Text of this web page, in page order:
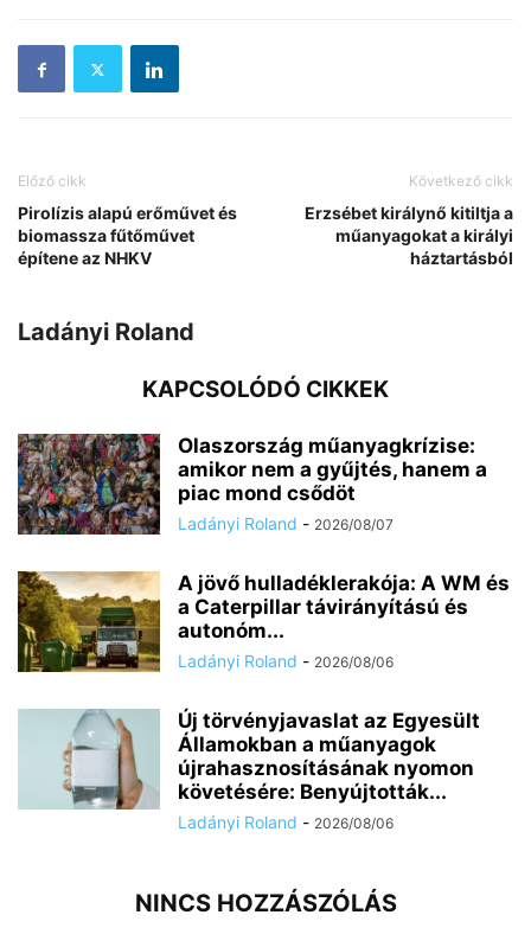
Előző cikk
Pirolízis alapú erőművet és
biomassza fűtőművet
építene az NHKV
Következő cikk
Erzsébet királynő kitiltja a
műanyagokat a királyi
háztartásból
Ladányi Roland
KAPCSOLÓDÓ CIKKEK
Olaszország műanyagkrízise:
amikor nem a gyűjtés, hanem a
piac mond csődöt
Ladányi Roland - 2026/08/07
A jövő hulladéklerakója: A WM és
a Caterpillar távirányítású és
autonóm...
Ladányi Roland - 2026/08/06
Új törvényjavaslat az Egyesült
Államokban a műanyagok
újrahasznosításának nyomon
követésére: Benyújtották...
Ladányi Roland - 2026/08/06
NINCS HOZZÁSZÓLÁS